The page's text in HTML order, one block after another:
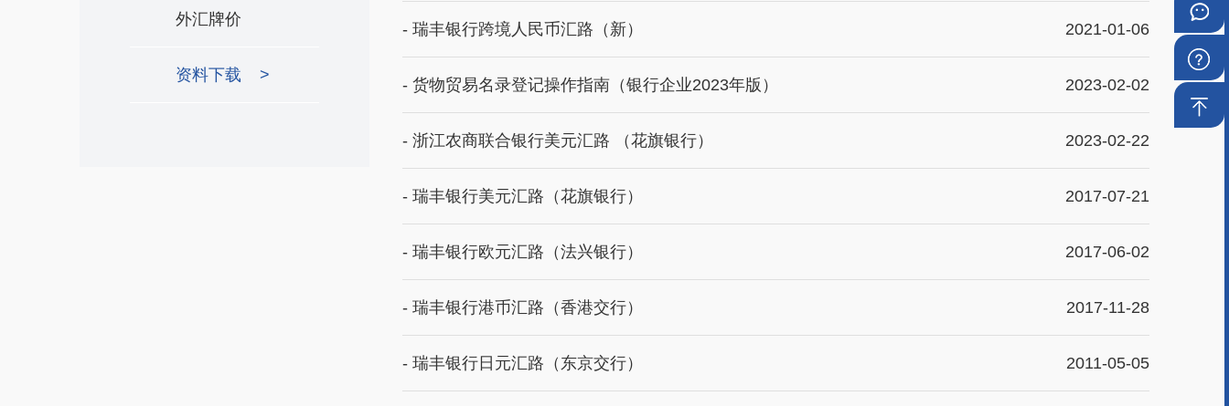
机
银
行
微
信
银
常
见
回
外汇牌价
资料下载 >
- 瑞丰银行跨境人民币汇路（新） 2021-01-06
- 货物贸易名录登记操作指南（银行企业2023年版） 2023-02-02
- 浙江农商联合银行美元汇路 （花旗银行） 2023-02-22
- 瑞丰银行美元汇路（花旗银行） 2017-07-21
- 瑞丰银行欧元汇路（法兴银行） 2017-06-02
- 瑞丰银行港币汇路（香港交行） 2017-11-28
- 瑞丰银行日元汇路（东京交行） 2011-05-05